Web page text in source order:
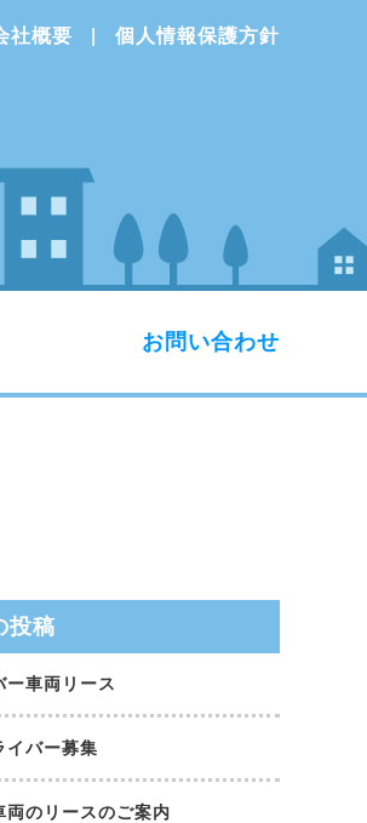
社概要 個人情報保護方針
お問い合わせ
投稿
ー車両リース
イバー募集
両のリースのご案内